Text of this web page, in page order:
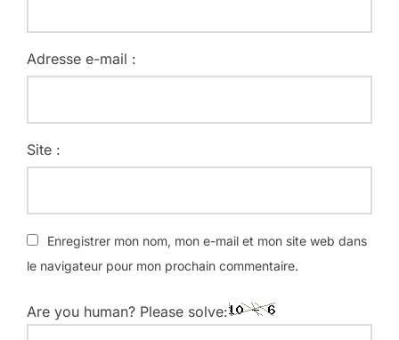
Adresse e-mail :
Site :
Enregistrer mon nom, mon e-mail et mon site web dans
le navigateur pour mon prochain commentaire.
Are you human? Please solve: